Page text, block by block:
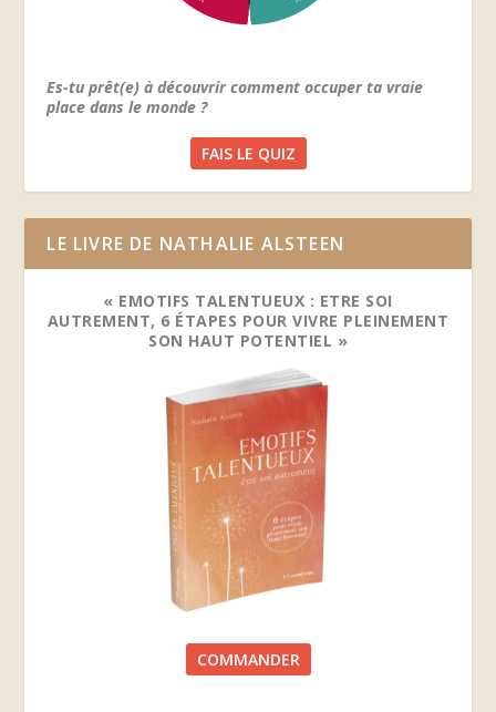
Es-tu prêt(e) à découvrir comment occuper ta vraie
place dans le monde ?
FAIS LE QUIZ
LE LIVRE DE NATHALIE ALSTEEN
« EMOTIFS TALENTUEUX : ETRE SOI
AUTREMENT, 6 ÉTAPES POUR VIVRE PLEINEMENT
SON HAUT POTENTIEL »
COMMANDER